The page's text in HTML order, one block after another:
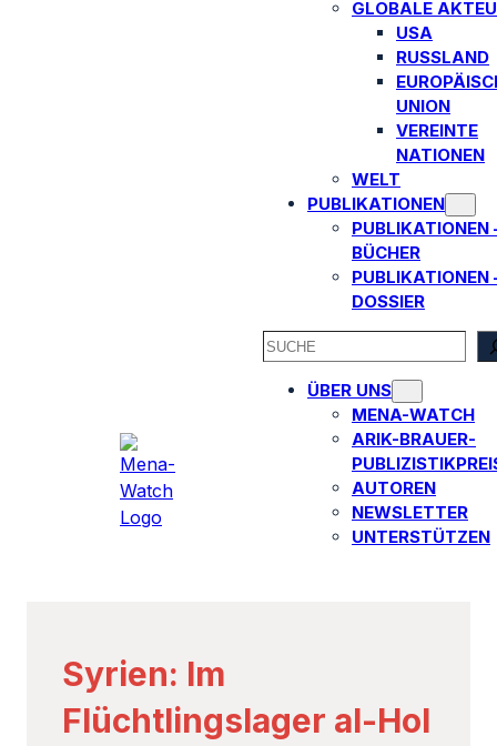
GLOBALE
USA
RUSSLAND
UNION
VEREINTE
NATIONEN
WELT
PUBLIKATIONEN
PUBLIKATIONEN
BÜCHER
PUBLIKATIONEN
DOSSIER
SEARCH
ÜBER UNS
MENA-WATCH
ARIK-BRAUER-
AUTOREN​
NEWSLETTER
UNTERSTÜTZEN
Syrien: Im
Flüchtlingslager al-Hol